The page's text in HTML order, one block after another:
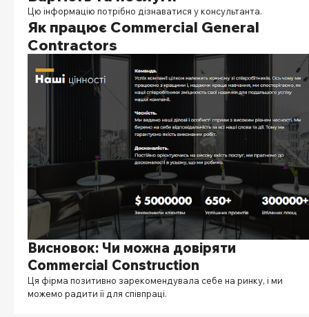
Цю інформацію потрібно дізнаватися у консультанта.
Як працює Commercial General
Contractors
Висновок: Чи можна довіряти
Commercial Construction
Ця фірма позитивно зарекомендувала себе на ринку, і ми
можемо радити її для співпраці.